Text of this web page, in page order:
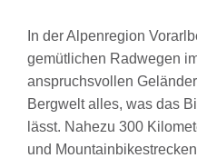
In der Alpenregion
gemütlichen Radwegen
anspruchsvollen
Bergwelt alles, was das
lässt. Nahezu 300
und